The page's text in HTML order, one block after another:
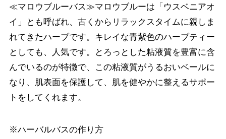
≪マロウブルーバス≫マロウブルーは「ウスベニアオ
イ」とも呼ばれ、古くからリラックスタイムに親しま
れてきたハーブです。キレイな青紫色のハーブティー
としても、人気です。とろっとした粘液質を豊富に含
んでいるのが特徴で、この粘液質がうるおいベールに
なり、肌表面を保護して、肌を健やかに整えるサポー
トをしてくれます。
※ハーバルバスの作り方